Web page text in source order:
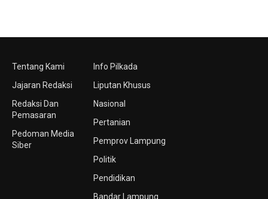
Tentang Kami
Jajaran Redaksi
Redaksi Dan
Pemasaran
Pedoman Media
Siber
Info Pilkada
Liputan Khusus
Nasional
Pertanian
Pemprov Lampung
Politik
Pendidikan
Bandar Lampung